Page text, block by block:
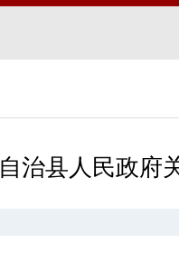
治县人民政府